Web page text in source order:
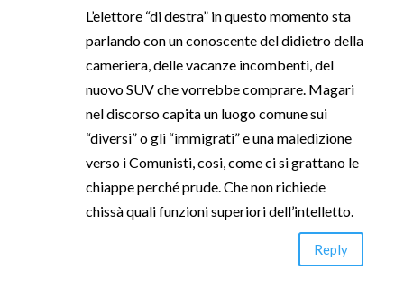
L’elettore “di destra” in questo momento sta
parlando con un conoscente del didietro della
cameriera, delle vacanze incombenti, del
nuovo SUV che vorrebbe comprare. Magari
nel discorso capita un luogo comune sui
“diversi” o gli “immigrati” e una maledizione
verso i Comunisti, cosi, come ci si grattano le
chiappe perché prude. Che non richiede
chissà quali funzioni superiori dell’intelletto.
Reply